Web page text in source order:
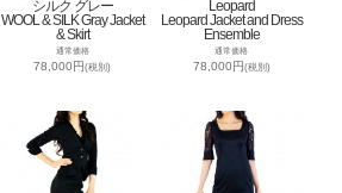
シルク グレー
WOOL & SILK Gray Jacket
& Skirt
通常価格
78,000円(税別)
Leopard
Leopard Jacket and Dress
Ensemble
通常価格
78,000円(税別)